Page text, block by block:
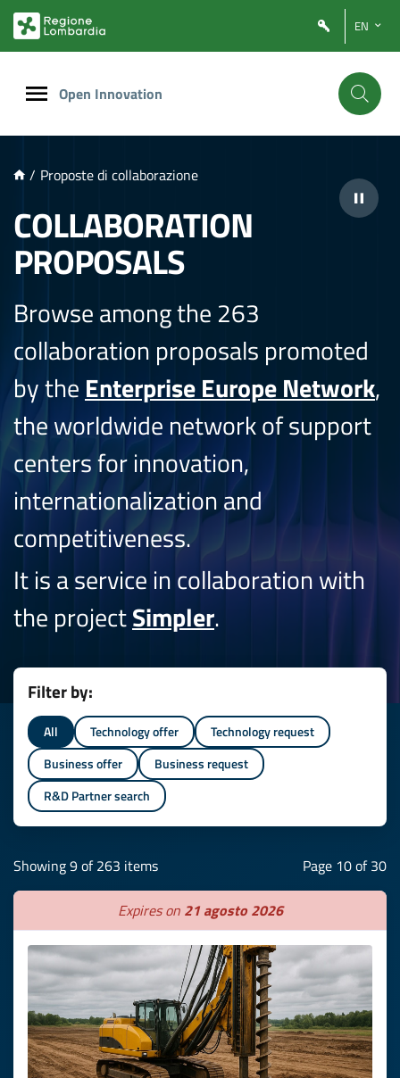
PRINCIPALE
EN
Open Innovation
/ Proposte di collaborazione
COLLABORATION
PROPOSALS
Browse among the 263
collaboration proposals promoted
by the Enterprise Europe Network,
the worldwide network of support
centers for innovation,
internationalization and
competitiveness.
It is a service in collaboration with
the projectSimpler.
Filter by:
All Technology offer
Technology request
Business offer
Business request
R&D Partner search
Showing 9 of 263 items Page 10 of 30
Expires on 21 agosto 2026